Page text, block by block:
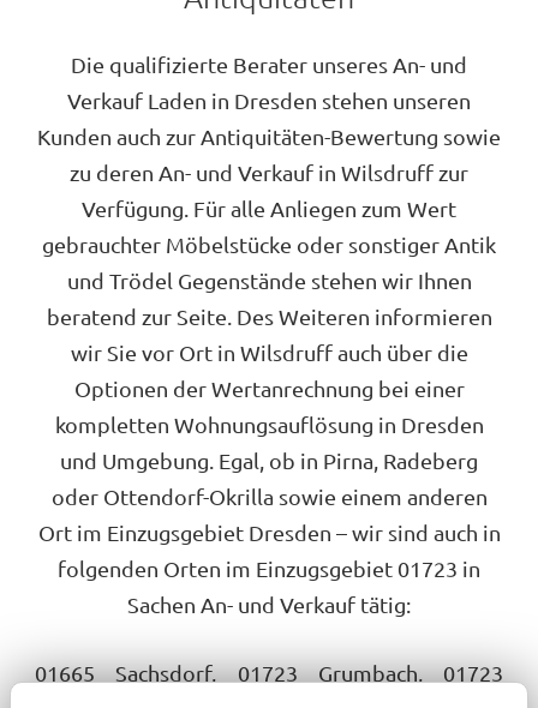
Die qualifizierte Berater unseres An- und
Verkauf Laden in Dresden stehen unseren
Kunden auch zur Antiquitäten-Bewertung sowie
zu deren An- und Verkauf in Wilsdruff zur
Verfügung. Für alle Anliegen zum Wert
gebrauchter Möbelstücke oder sonstiger Antik
und Trödel Gegenstände stehen wir Ihnen
beratend zur Seite. Des Weiteren informieren
wir Sie vor Ort in Wilsdruff auch über die
Optionen der Wertanrechnung bei einer
kompletten Wohnungsauflösung in Dresden
und Umgebung. Egal, ob in Pirna, Radeberg
oder Ottendorf-Okrilla sowie einem anderen
Ort im Einzugsgebiet Dresden – wir sind auch in
folgenden Orten im Einzugsgebiet 01723 in
Sachen An- und Verkauf tätig:
01665 Sachsdorf, 01723 Grumbach, 01723